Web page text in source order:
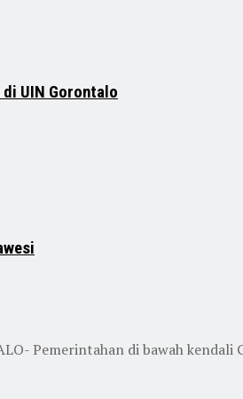
di UIN Gorontalo
Pemerintahan di bawah kendali